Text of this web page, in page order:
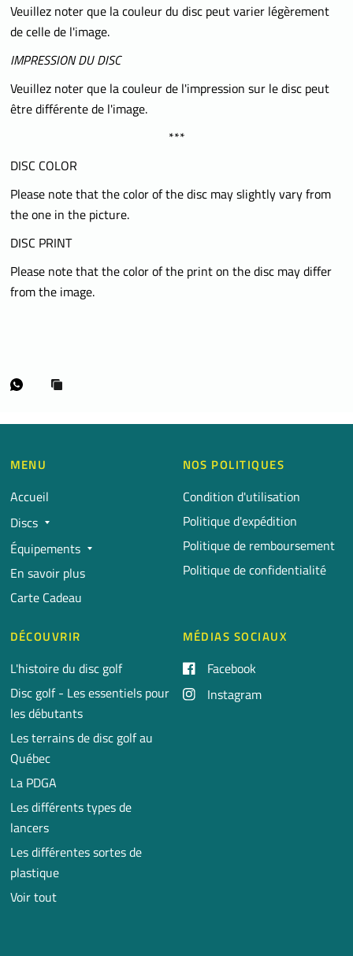
Veuillez noter que la couleur du disc peut varier légèrement
de celle de l'image.
IMPRESSION DU DISC
Veuillez noter que la couleur de l'impression sur le disc peut
être différente de l'image.
***
DISC COLOR
Please note that the color of the disc may slightly vary from
the one in the picture.
DISC PRINT
Please note that the color of the print on the disc may differ
from the image.
MENU
Accueil
Discs
Équipements
En savoir plus
Carte Cadeau
NOS POLITIQUES
Condition d'utilisation
Politique d'expédition
Politique de remboursement
Politique de confidentialité
DÉCOUVRIR
L'histoire du disc golf
Disc golf - Les essentiels pour
les débutants
Les terrains de disc golf au
Québec
La PDGA
Les différents types de
lancers
Les différentes sortes de
plastique
Voir tout
MÉDIAS SOCIAUX
Facebook
Instagram